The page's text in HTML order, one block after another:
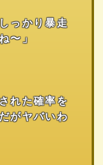
っかり暴走
〜」
れた確率を
がヤバいわ